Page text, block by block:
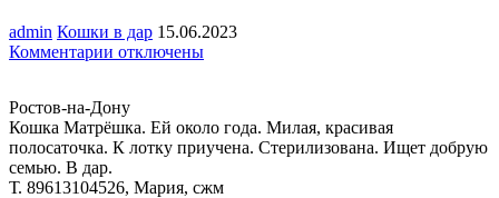
admin Кошки в дар 15.06.2023
Комментарии к
полосатая
в
дар
отключены
Ростов-на-Дону
Кошка Матрёшка. Ей около года. Милая, красивая
полосаточка. К лотку приучена. Стерилизована. Ищет добрую
семью. В дар.
Т. 89613104526, Мария, сжм